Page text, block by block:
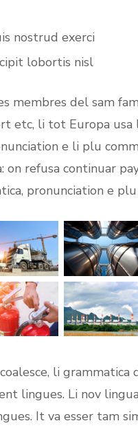
nostrud exerci
lobortis nisl
membres del sam
etc, li tot Europa
e li plu
on refusa continuar
pronunciation e
li
lingues. Li nov
It va esser tam